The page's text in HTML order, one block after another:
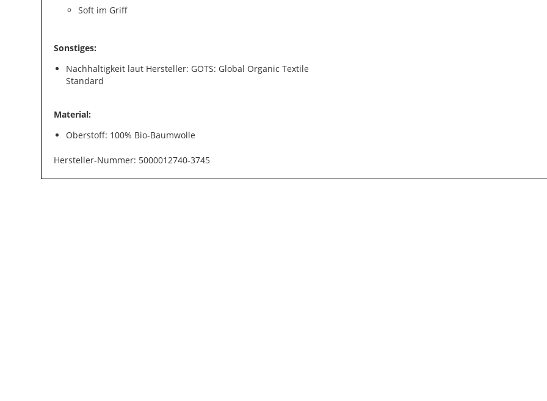
Soft im Griff
Sonstiges:
Nachhaltigkeit laut Hersteller: GOTS: Global Organic Textile
Standard
Material:
Oberstoff: 100% Bio-Baumwolle
Hersteller-Nummer: 5000012740-3745